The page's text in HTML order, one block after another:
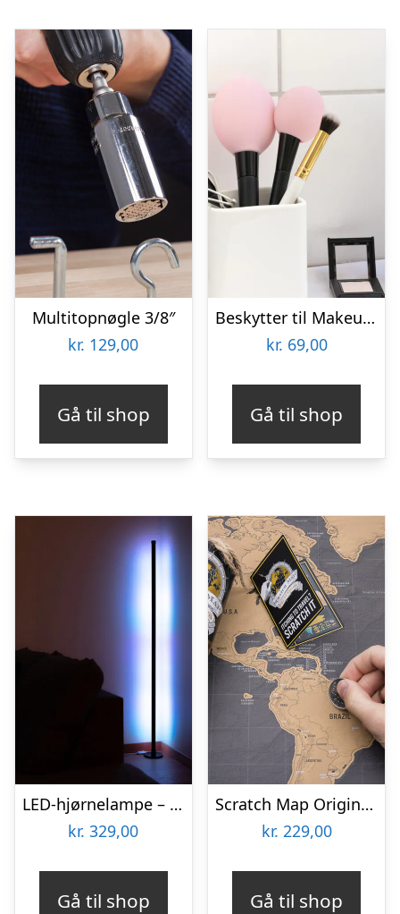
Multitopnøgle 3/8″
kr. 129,00
Gå til shop
Beskytter til Makeupbørster 3-pak
kr. 69,00
Gå til shop
LED-hjørnelampe – Vooni
kr. 329,00
Gå til shop
Scratch Map Original Deluxe
kr. 229,00
Gå til shop